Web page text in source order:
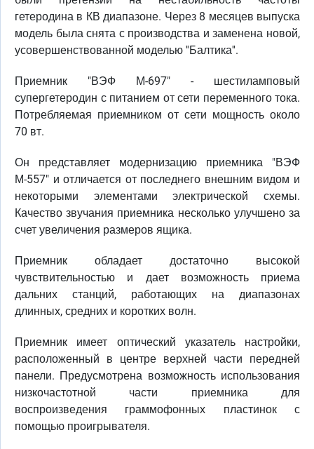
гетеродина в КВ диапазоне. Через 8 месяцев выпуска
модель была снята с производства и заменена новой,
усовершенствованной моделью ''Балтика''.
Приемник "ВЭФ М-697" - шестиламповый
супергетеродин с питанием от сети переменного тока.
Потребляемая приемником от сети мощность около
70 вт.
Он представляет модернизацию приемника "ВЭФ
М-557" и отличается от последнего внешним видом и
некоторыми элементами электрической схемы.
Качество звучания приемника несколько улучшено за
счет увеличения размеров ящика.
Приемник обладает достаточно высокой
чувствительностью и дает возможность приема
дальних станций, работающих на диапазонах
длинных, средних и коротких волн.
Приемник имеет оптический указатель настройки,
расположенный в центре верхней части передней
панели. Предусмотрена возможность использования
низкочастотной части приемника для
воспроизведения граммофонных пластинок с
помощью проигрывателя.